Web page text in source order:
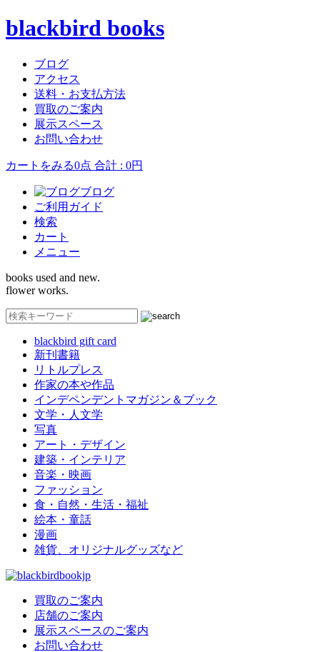
blackbird books
ブログ
アクセス
送料・お支払方法
買取のご案内
展示スペース
お問い合わせ
カートをみる0点 合計 : 0円
ブログ
ご利用ガイド
検索
カート
メニュー
books used and new.
flower works.
blackbird gift card
新刊書籍
リトルプレス
作家の本や作品
インデペンデントマガジン＆ブック
文学・人文学
写真
アート・デザイン
建築・インテリア
音楽・映画
ファッション
食・自然・生活・福祉
絵本・童話
漫画
雑貨、オリジナルグッズなど
買取のご案内
店舗のご案内
展示スペースのご案内
お問い合わせ